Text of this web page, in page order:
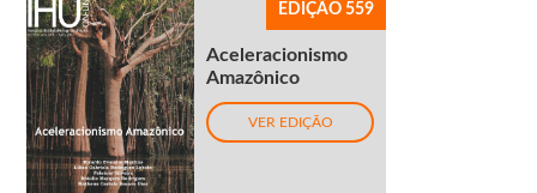
EDIÇÃO 559
Aceleracionismo
Amazônico
VER EDIÇÃO